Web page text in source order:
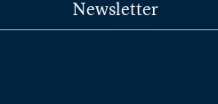
Newsletter